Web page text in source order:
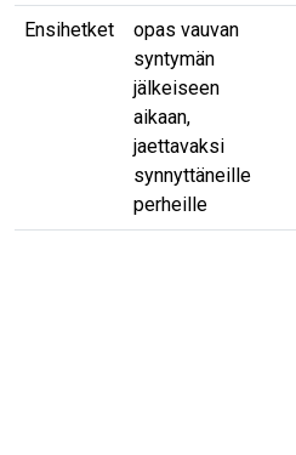
Ensihetket
opas vauvan
syntymän
jälkeiseen
aikaan,
jaettavaksi
synnyttäneille
perheille